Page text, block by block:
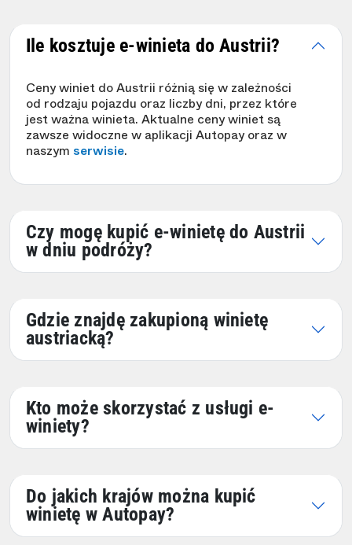
Ile kosztuje e-winieta do Austrii?
Ceny winiet do Austrii różnią się w zależności
od rodzaju pojazdu oraz liczby dni, przez które
jest ważna winieta. Aktualne ceny winiet są
zawsze widoczne w aplikacji Autopay oraz w
naszym serwisie.
Czy mogę kupić e-winietę do Austrii
w dniu podróży?
Gdzie znajdę zakupioną winietę
austriacką?
Kto może skorzystać z usługi e-
winiety?
Do jakich krajów można kupić
winietę w Autopay?